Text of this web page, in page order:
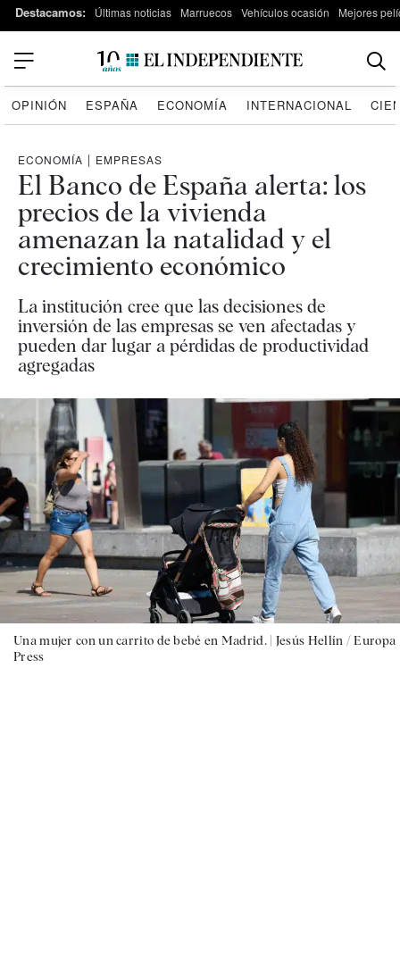
Destacamos: Últimas noticias Marruecos Vehículos ocasión Mejores
OPINIÓN ESPAÑA ECONOMÍA INTERNACIONAL
ECONOMÍA | EMPRESAS
El Banco de España alerta: los
precios de la vivienda
amenazan la natalidad y el
crecimiento económico
La institución cree que las decisiones de
inversión de las empresas se ven afectadas y
pueden dar lugar a pérdidas de productividad
agregadas
Una mujer con un carrito de bebé en Madrid. | Jesús Hellín / Europa
Press